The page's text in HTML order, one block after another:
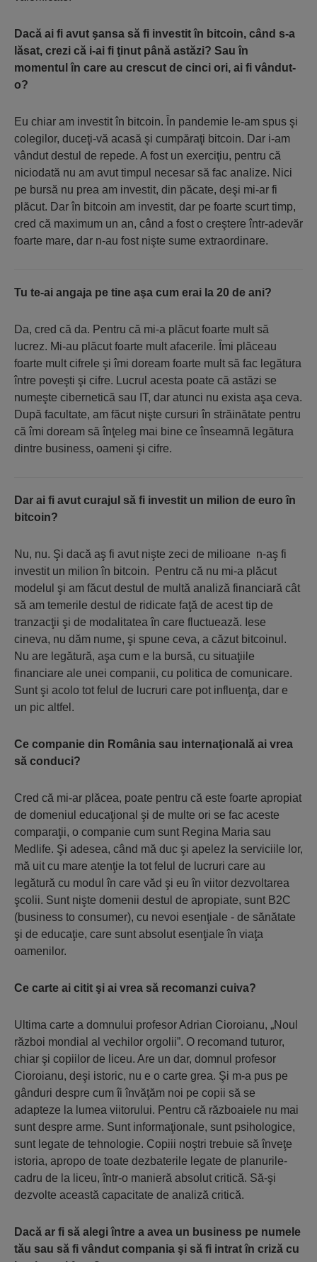
Dacă ai fi avut şansa să fi investit în bitcoin, când s-a
lăsat, crezi că i-ai fi ţinut până astăzi? Sau în
momentul în care au crescut de cinci ori, ai fi vândut-
o?
Eu chiar am investit în bitcoin. În pandemie le-am spus şi
colegilor, duceţi-vă acasă şi cumpăraţi bitcoin. Dar i-am
vândut destul de repede. A fost un exerciţiu, pentru că
niciodată nu am avut timpul necesar să fac analize. Nici
pe bursă nu prea am investit, din păcate, deşi mi-ar fi
plăcut. Dar în bitcoin am investit, dar pe foarte scurt timp,
cred că maximum un an, când a fost o creştere într-adevăr
foarte mare, dar n-au fost nişte sume extraordinare.
Tu te-ai angaja pe tine aşa cum erai la 20 de ani?
Da, cred că da. Pentru că mi-a plăcut foarte mult să
lucrez. Mi-au plăcut foarte mult afacerile. Îmi plăceau
foarte mult cifrele şi îmi doream foarte mult să fac legătura
între poveşti şi cifre. Lucrul acesta poate că astăzi se
numeşte cibernetică sau IT, dar atunci nu exista aşa ceva.
După facultate, am făcut nişte cursuri în străinătate pentru
că îmi doream să înţeleg mai bine ce înseamnă legătura
dintre business, oameni şi cifre.
Dar ai fi avut curajul să fi investit un milion de euro în
bitcoin?
Nu, nu. Şi dacă aş fi avut nişte zeci de milioane n-aş fi
investit un milion în bitcoin. Pentru că nu mi-a plăcut
modelul şi am făcut destul de multă analiză financiară cât
să am temerile destul de ridicate faţă de acest tip de
tranzacţii şi de modalitatea în care fluctuează. Iese
cineva, nu dăm nume, şi spune ceva, a căzut bitcoinul.
Nu are legătură, aşa cum e la bursă, cu situaţiile
financiare ale unei companii, cu politica de comunicare.
Sunt şi acolo tot felul de lucruri care pot influenţa, dar e
un pic altfel.
Ce companie din România sau internaţională ai vrea
să conduci?
Cred că mi-ar plăcea, poate pentru că este foarte apropiat
de domeniul educaţional şi de multe ori se fac aceste
comparaţii, o companie cum sunt Regina Maria sau
Medlife. Şi adesea, când mă duc şi apelez la serviciile lor,
mă uit cu mare atenţie la tot felul de lucruri care au
legătură cu modul în care văd şi eu în viitor dezvoltarea
şcolii. Sunt nişte domenii destul de apropiate, sunt B2C
(business to consumer), cu nevoi esenţiale - de sănătate
şi de educaţie, care sunt absolut esenţiale în viaţa
oamenilor.
Ce carte ai citit şi ai vrea să recomanzi cuiva?
Ultima carte a domnului profesor Adrian Cioroianu, „Noul
război mondial al vechilor orgolii”. O recomand tuturor,
chiar şi copiilor de liceu. Are un dar, domnul profesor
Cioroianu, deşi istoric, nu e o carte grea. Şi m-a pus pe
gânduri despre cum îi învăţăm noi pe copii să se
adapteze la lumea viitorului. Pentru că războaiele nu mai
sunt despre arme. Sunt informaţionale, sunt psihologice,
sunt legate de tehnologie. Copiii noştri trebuie să înveţe
istoria, apropo de toate dezbaterile legate de planurile-
cadru de la liceu, într-o manieră absolut critică. Să-şi
dezvolte această capacitate de analiză critică.
Dacă ar fi să alegi între a avea un business pe numele
tău sau să fi vândut compania şi să fi intrat în criză cu